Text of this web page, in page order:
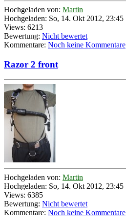
Hochgeladen von: Martin
Hochgeladen: So, 14. Okt 2012, 23:45
Views: 6213
Bewertung: Nicht bewertet
Kommentare: Noch keine Kommentare
Razor 2 front
Hochgeladen von: Martin
Hochgeladen: So, 14. Okt 2012, 23:45
Views: 6385
Bewertung: Nicht bewertet
Kommentare: Noch keine Kommentare